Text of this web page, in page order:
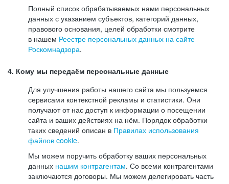
Полный список обрабатываемых нами персональных
данных с указанием субъектов, категорий данных,
правового основания, целей обработки смотрите
в нашем Реестре персональных данных на сайте
Роскомнадзора.
4. Кому мы передаём персональные данные
Для улучшения работы нашего сайта мы пользуемся
сервисами контекстной рекламы и статистики. Они
получают от нас доступ к информации о посещении
сайта и ваших действиях на нём. Порядок обработки
таких сведений описан в Правилах использования
файлов cookie.
Мы можем поручить обработку ваших персональных
данных нашим контрагентам. Со всеми контрагентами
заключаются договоры. Мы можем делегировать часть